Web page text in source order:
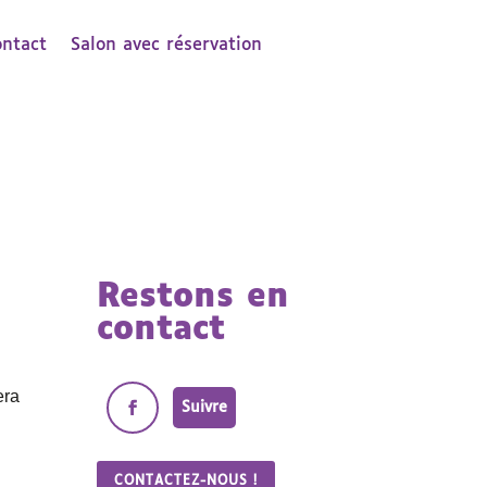
Salon avec réservation
Restons en
contact
Suivre
CONTACTEZ-NOUS !